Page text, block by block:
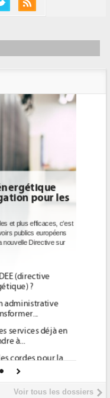
pour les
plus efficaces, c'est
publics européens
Directive sur
(directive
?
déjà en
à...
cordes pour la
Coquio,
Realty...
Voir tous les dossiers